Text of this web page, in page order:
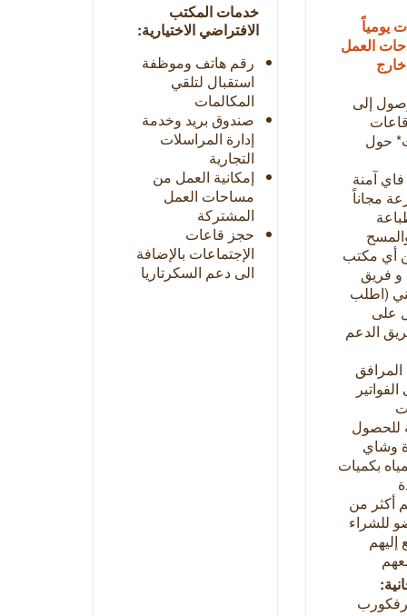
يومياً
العمل
إلى
حول
آمنة
مجاناً
أي مكتب
و فريق
(اطلب
على
الدعم
للحصول
وشاي
بكميات
أكثر من
عضو للشراء
إليهم
خدمات المكتب
الافتراضي الاختيارية:
رقم هاتف وموظفة
استقبال لتلقي
المكالمات
صندوق بريد وخدمة
إدارة المراسلات
التجارية
إمكانية العمل من
مساحات العمل
المشتركة
حجز قاعات
الإجتماعات بالإضافة
الى دعم السكرتاريا